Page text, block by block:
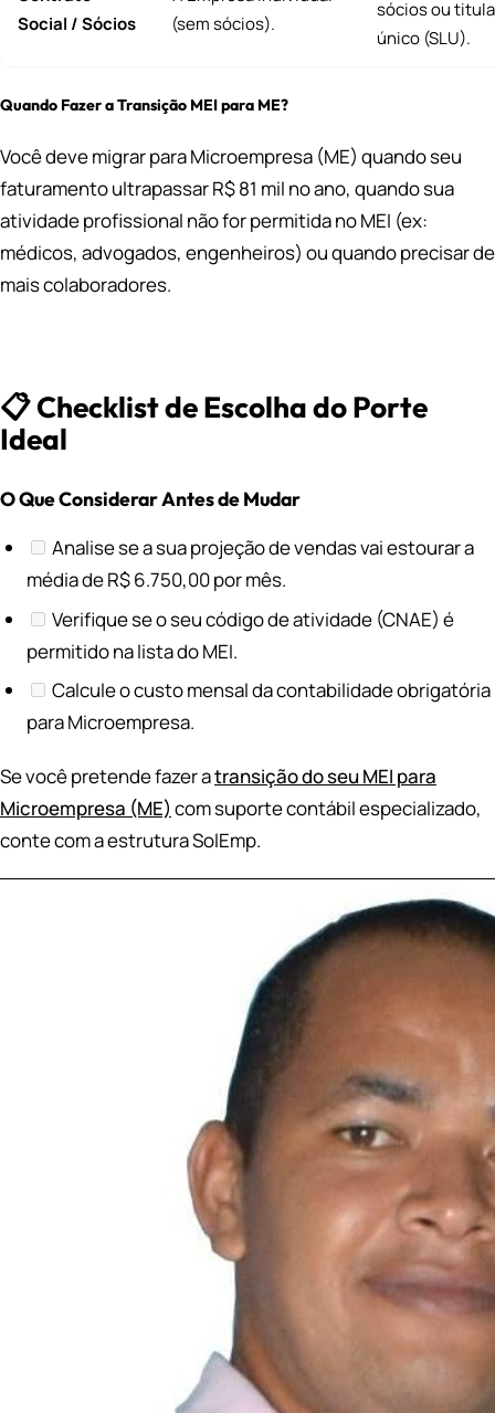
Social / Sócios
(sem sócios).
sócios ou
único (SLU).
Quando Fazer a Transição MEI para ME?
Você deve migrar para Microempresa (ME) quando seu
faturamento ultrapassar R$ 81 mil no ano, quando sua
atividade profissional não for permitida no MEI (ex:
médicos, advogados, engenheiros) ou quando precisar de
mais colaboradores.
📋 Checklist de Escolha do Porte
Ideal
O Que Considerar Antes de Mudar
Analise se a sua projeção de vendas vai estourar a
média de R$ 6.750,00 por mês.
Verifique se o seu código de atividade (CNAE) é
permitido na lista do MEI.
Calcule o custo mensal da contabilidade obrigatória
para Microempresa.
Se você pretende fazer atransição do seu MEI para
Microempresa (ME) com suporte contábil especializado,
conte com a estrutura SolEmp.